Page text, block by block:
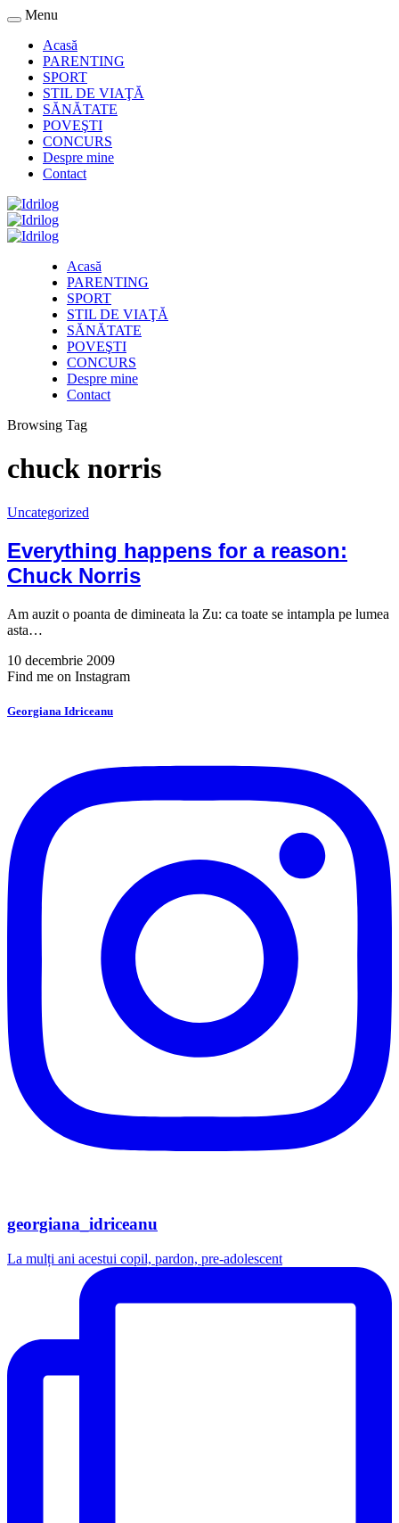
Menu
Acasă
PARENTING
SPORT
STIL DE VIAŢĂ
SĂNĂTATE
POVEŞTI
CONCURS
Despre mine
Contact
Acasă
PARENTING
SPORT
STIL DE VIAŢĂ
SĂNĂTATE
POVEŞTI
CONCURS
Despre mine
Contact
Browsing Tag
chuck norris
Uncategorized
Everything happens for a reason:
Chuck Norris
Am auzit o poanta de dimineata la Zu: ca toate se intampla pe lumea
asta…
10 decembrie 2009
Find me on Instagram
Georgiana Idriceanu
georgiana_idriceanu
La mulți ani acestui copil, pardon, pre-adolescent